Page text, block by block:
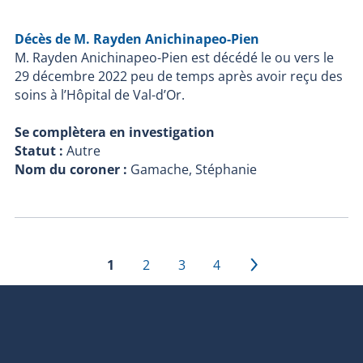
Décès de M. Rayden Anichinapeo-Pien
M. Rayden Anichinapeo-Pien est décédé le ou vers le
29 décembre 2022 peu de temps après avoir reçu des
soins à l’Hôpital de Val-d’Or.
Se complètera en investigation
Statut : Autre
Nom du coroner : Gamache, Stéphanie
1 2 3 4 ›